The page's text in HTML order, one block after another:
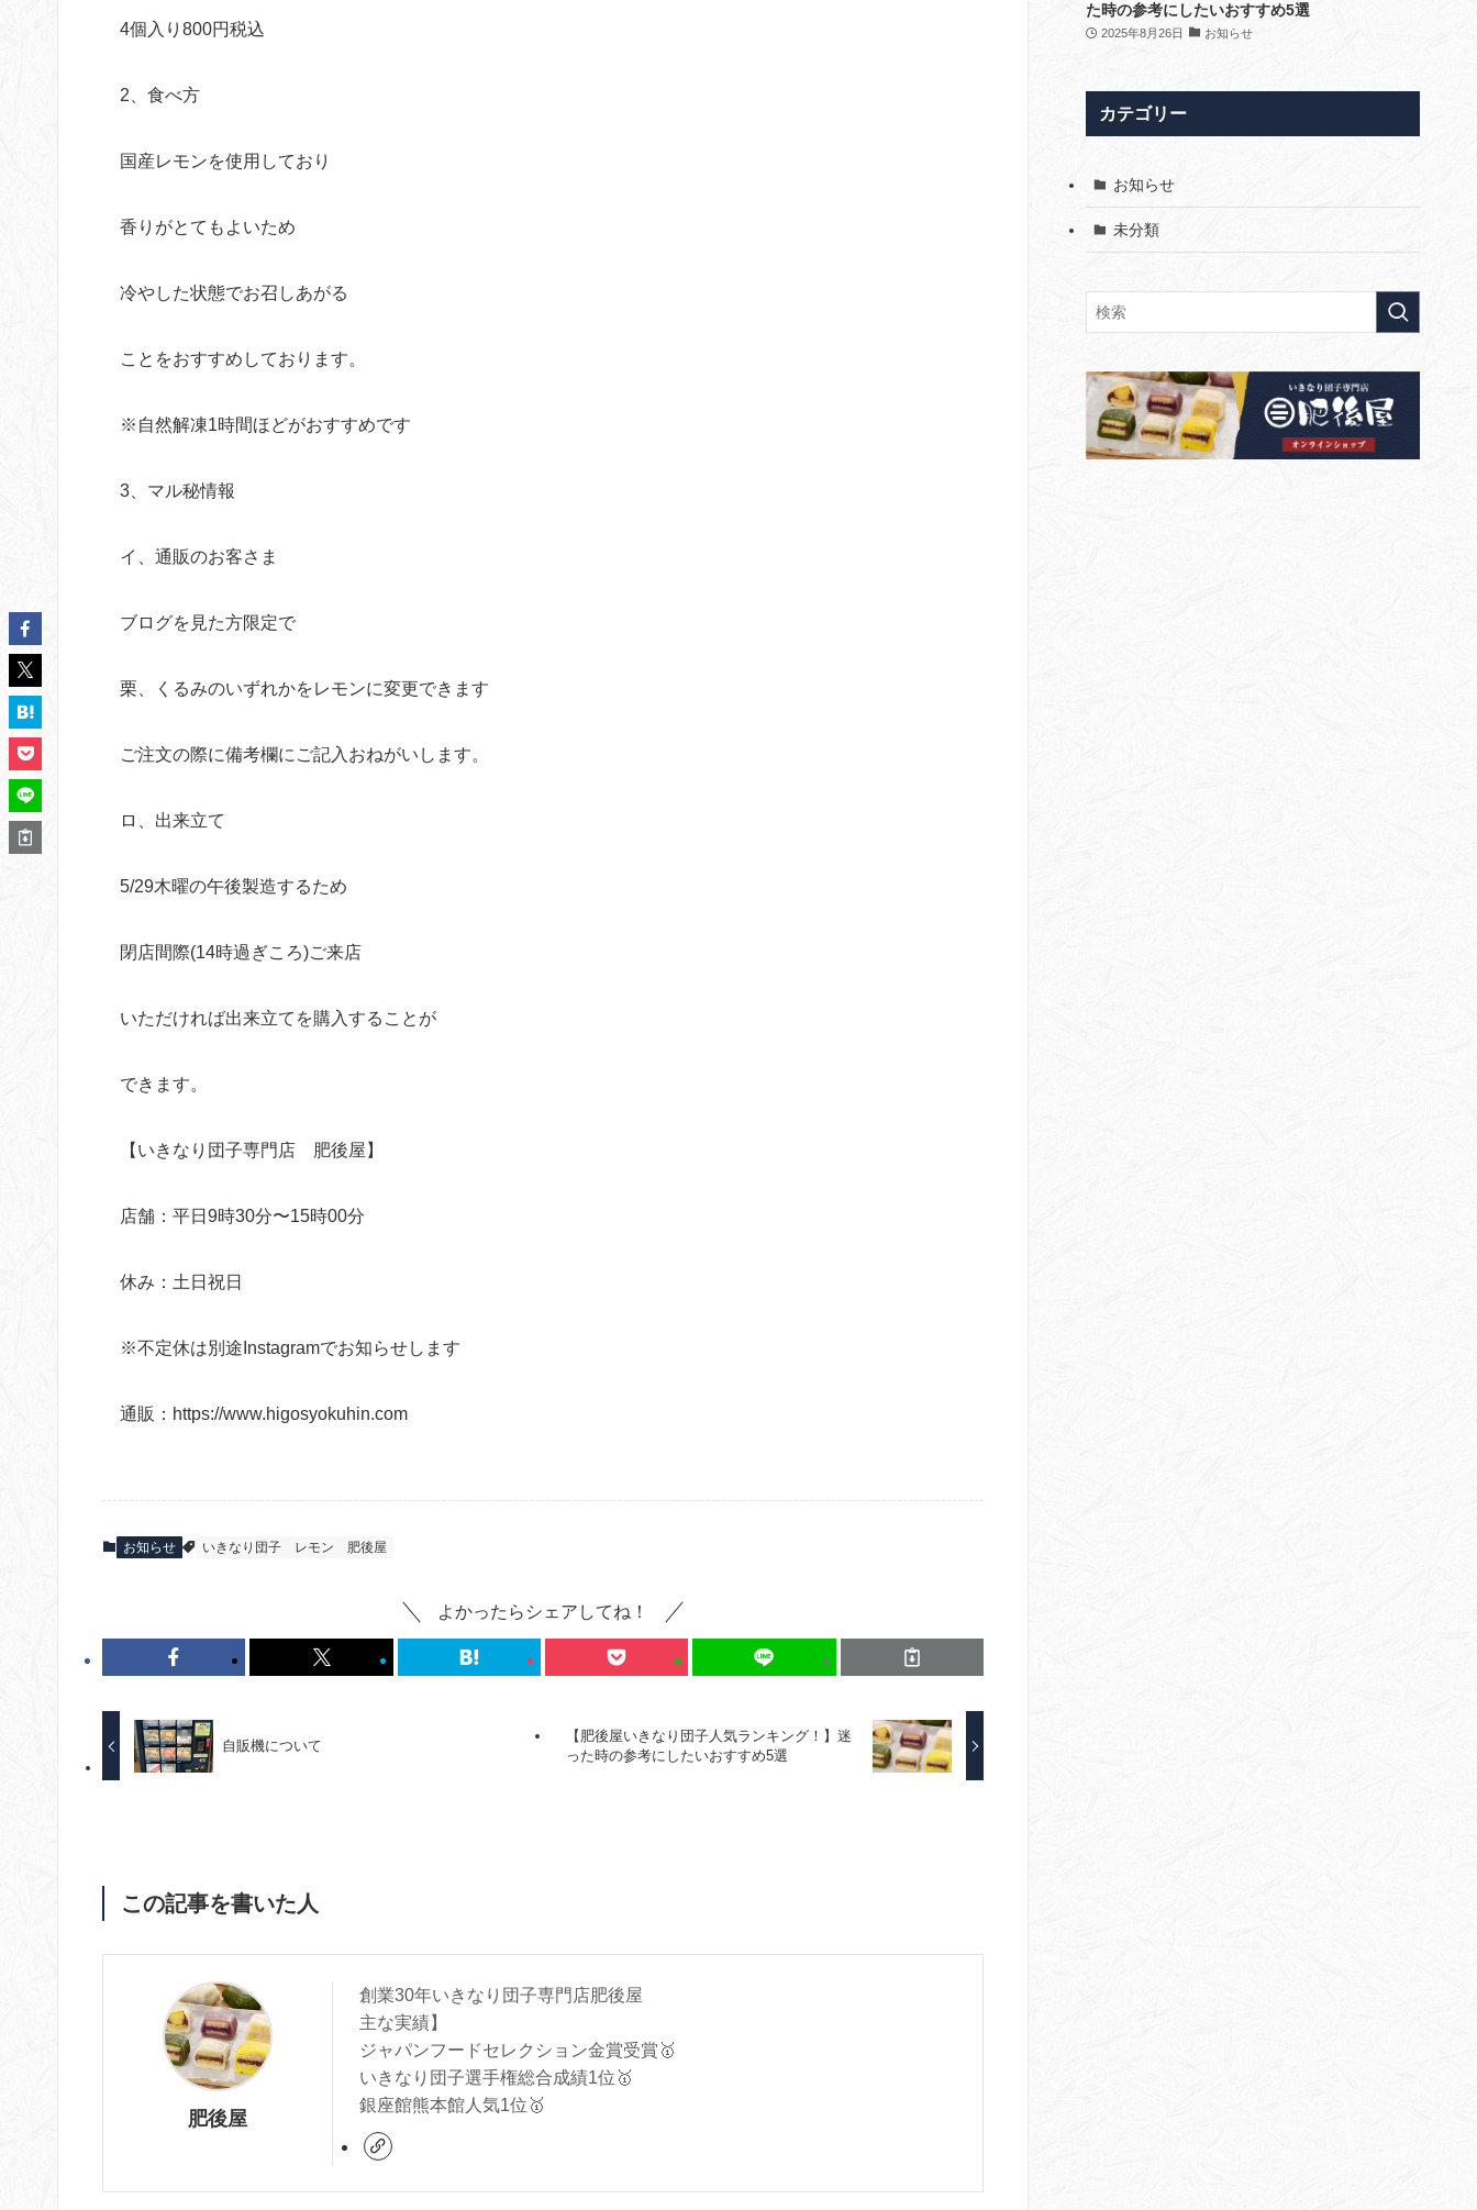
4個入り800円税込
2、食べ方
国産レモンを使用しており
香りがとてもよいため
冷やした状態でお召しあがる
ことをおすすめしております。
※自然解凍1時間ほどがおすすめです
3、マル秘情報
イ、通販のお客さま
ブログを見た方限定で
栗、くるみのいずれかをレモンに変更できます
ご注文の際に備考欄にご記入おねがいします。
ロ、出来立て
5/29木曜の午後製造するため
閉店間際(14時過ぎころ)ご来店
いただければ出来立てを購入することが
できます。
【いきなり団子専門店 肥後屋】
店舗：平日9時30分〜15時00分
休み：土日祝日
※不定休は別途Instagramでお知らせします
通販：https://www.higosyokuhin.com
お知らせ いきなり団子 レモン 肥後屋
よかったらシェアしてね！
自販機について
【肥後屋いきなり団子人気ランキング！】迷
った時の参考にしたいおすすめ5選
この記事を書いた人
肥後屋
創業30年いきなり団子専門店肥後屋
主な実績】
ジャパンフードセレクション金賞受賞🥇
いきなり団子選手権総合成績1位🥇
銀座館熊本館人気1位🥇
た時の参考にしたいおすすめ5選
2025年8月26日 お知らせ
カテゴリー
お知らせ
未分類